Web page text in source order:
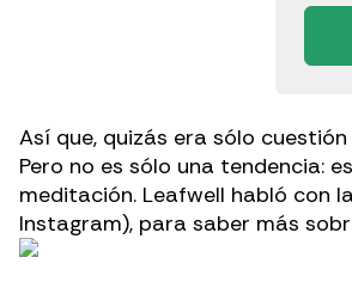
Así que, quizás era sólo
Pero no es sólo una tendencia:
meditación. Leafwell habló con la
Instagram), para saber más